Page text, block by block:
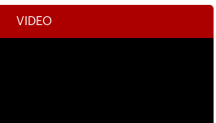
VIDEO